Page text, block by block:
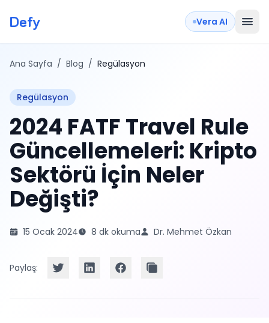
Defy Vera AI
Ana Sayfa / Blog / Regülasyon
Regülasyon
2024 FATF Travel Rule
Güncellemeleri: Kripto
Sektörü İçin Neler
Değişti?
15 Ocak 2024 8 dk okuma Dr. Mehmet Özkan
Paylaş: